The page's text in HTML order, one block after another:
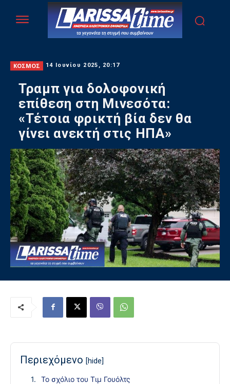
ΚΟΣΜΟΣ 14 Ιουνίου 2025, 20:17
Τραμπ για δολοφονική
επίθεση στη Μινεσότα:
«Τέτοια φρικτή βία δεν θα
γίνει ανεκτή στις ΗΠΑ»
Περιεχόμενο [hide]
Το σχόλιο του Τιμ Γουόλτς